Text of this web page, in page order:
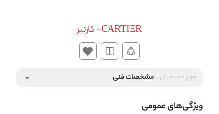
CARTIER- کارتیر
شرح محصول: مشخصات فنی arrow_drop_down
ویژگی‌های عمومی